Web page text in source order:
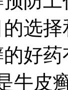
选
好
牛皮